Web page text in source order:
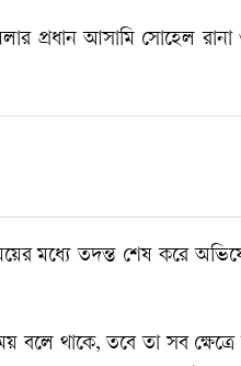
প্রধান আসামি সোহেল রানা ও
মধ্যে তদন্ত শেষ করে
থাকে, তবে তা সব ক্ষেত্রে